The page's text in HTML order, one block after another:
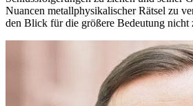
Nuancen metallphysikalischer Rätsel zu
den Blick für die größere Bedeutung nicht